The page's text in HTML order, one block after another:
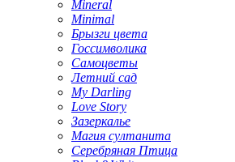
Mineral
Minimal
Брызги цвета
Госсимволика
Самоцветы
Летний сад
My Darling
Love Story
Зазеркалье
Магия султанита
Серебряная Птица